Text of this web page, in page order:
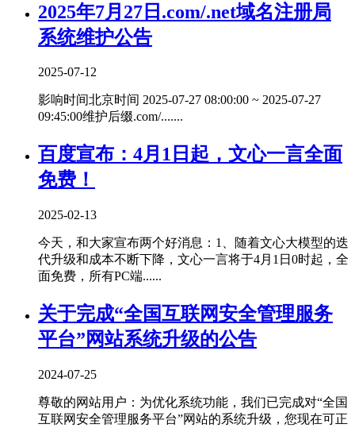
2025年7月27日.com/.net域名注册局
系统维护公告
2025-07-12
影响时间北京时间 2025-07-27 08:00:00 ~ 2025-07-27
09:45:00维护后缀.com/.......
百度宣布：4月1日起，文心一言全面
免费！
2025-02-13
今天，和大家宣布两个好消息：1、随着文心大模型的迭
代升级和成本不断下降，文心一言将于4月1日0时起，全
面免费，所有PC端......
关于完成“全国互联网安全管理服务
平台”网站系统升级的公告
2024-07-25
尊敬的网站用户：为优化系统功能，我们已完成对“全国
互联网安全管理服务平台”网站的系统升级，您现在可正